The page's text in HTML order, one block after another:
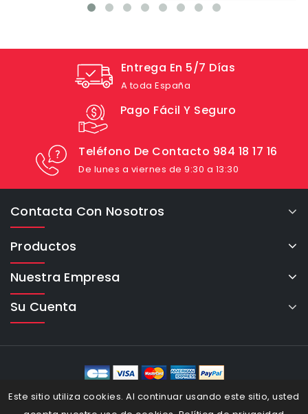
Entrega En 5/7 Días
A toda España
Pago Fácil Y Seguro
Teléfono De Contacto 984 18 17 16
De lunes a viernes de 9:30 a 13:30
Contacta Con Nosotros
Productos
Nuestra Empresa
Su Cuenta
Este sitio utiliza cookies. Al continuar usando este sitio, usted
eCommerce Cybertron © 2026